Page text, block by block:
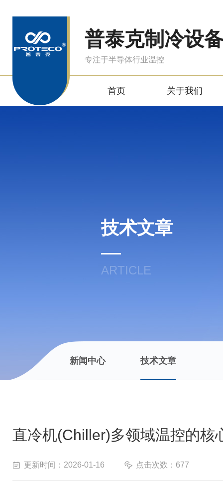
普泰克制冷设
专注于半导体行业温控
首页 关于我们
技术文章
ARTICLE
新闻中心 技术文章
直冷机(Chiller)多领域温控的核
更新时间：2026-01-16 点击次数：677